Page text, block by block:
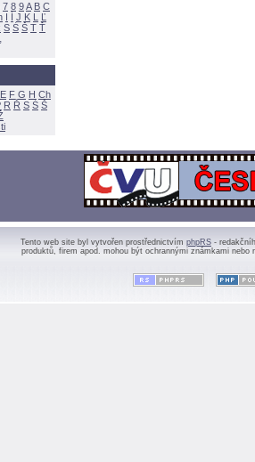
7 8 9A B C
I Í J K L
Ľ
S Ś T Ť
E F G H Ch
R Ř S Ś
Tento web site byl vytvořen prostřednictvím phpRS -
produktů, firem apod. mohou být ochrannými známkami